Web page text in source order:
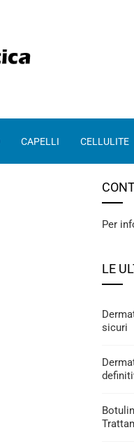
CAPELLI CELLULITE
Per
LE
sicuri